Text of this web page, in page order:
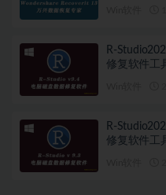
R-
修复软件工
R-
修复软件工